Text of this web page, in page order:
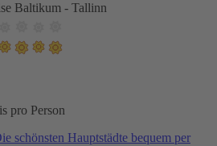
Baltikum - Tallinn
pro Person
schönsten Hauptstädte bequem per